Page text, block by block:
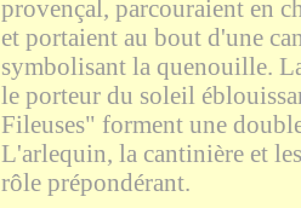
provençal, parcouraient en
et portaient au bout d'une
symbolisant la quenouille.
le porteur du soleil
Fileuses" forment une
L'arlequin, la cantinière et
rôle prépondérant.